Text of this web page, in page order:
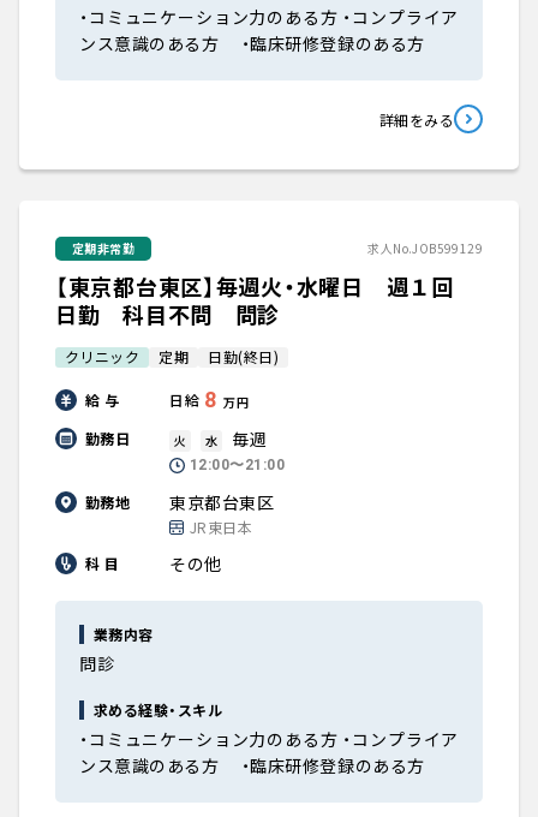
・コミュニケーション力のある方 ・コンプライア
ンス意識のある方 ・臨床研修登録のある方
詳細をみる
定期非常勤 求人No.JOB599129
【東京都台東区】毎週火・水曜日 週１回
日勤 科目不問 問診
クリニック 定期 日勤(終日)
給 与 日給 8 万円
勤務日 火 水 毎週
12:00〜21:00
勤務地 東京都台東区
JR東日本
科 目
その他
業務内容
問診
求める経験・スキル
・コミュニケーション力のある方 ・コンプライア
ンス意識のある方 ・臨床研修登録のある方